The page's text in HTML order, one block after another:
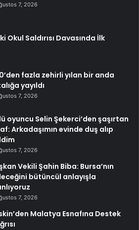
7, 2026
Saldırısı Davasında İlk
fazla zehirli yılan bir anda
yayıldı
7, 2026
oyuncu Selin Şekerci’den şaşırtan
Arkadaşımın evinde duş alıp
7, 2026
Vekili Şahin Biba: Bursa’nın
bütüncül anlayışla
7, 2026
Malatya Esnafına Destek